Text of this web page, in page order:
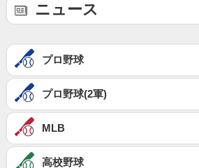
ニュース
プロ野球
プロ野球(2軍)
MLB
高校野球